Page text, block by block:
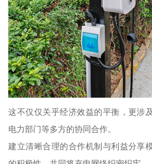
这不仅仅关乎经济效益的平衡，更涉
电力部门等多方的协同合作。
建立清晰合理的合作机制与利益分享